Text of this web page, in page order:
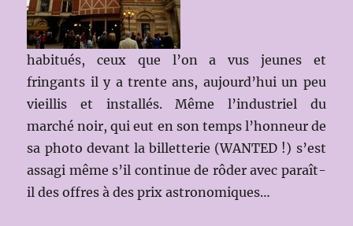
habitués, ceux que l’on a vus jeunes et
fringants il y a trente ans, aujourd’hui un peu
vieillis et installés. Même l’industriel du
marché noir, qui eut en son temps l’honneur de
sa photo devant la billetterie (WANTED !) s’est
assagi même s’il continue de rôder avec paraît-
il des offres à des prix astronomiques…